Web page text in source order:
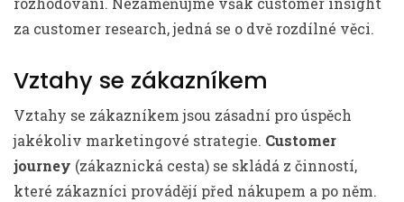
za customer research, jedná se o dvě rozdílné věci.
Vztahy se zákazníkem
Vztahy se zákazníkem jsou zásadní pro úspěch
jakékoliv marketingové strategie. Customer
journey (zákaznická cesta) se skládá z činností,
které zákazníci provádějí před nákupem a po něm.